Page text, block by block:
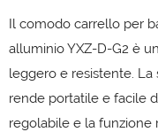
Il comodo carrello per
alluminio YXZ-D-G2 è
leggero e resistente.
rende portatile e facile
regolabile e la funzione